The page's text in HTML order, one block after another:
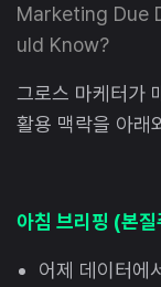
Marketing Due
uld Know?
그로스 마케터가
활용 맥락을 아래
아침 브리핑 (본
어제 데이터에